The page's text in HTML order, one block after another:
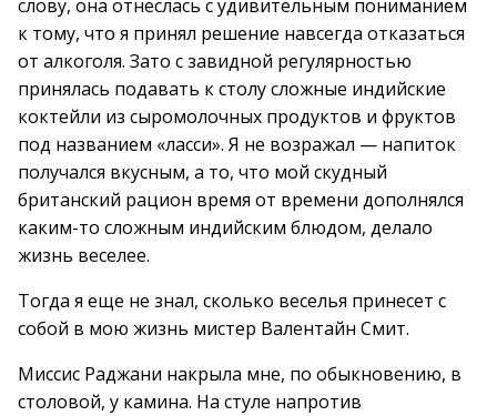
слову, она отнеслась с удивительным пониманием
к тому, что я принял решение навсегда отказаться
от алкоголя. Зато с завидной регулярностью
принялась подавать к столу сложные индийские
коктейли из сыромолочных продуктов и фруктов
под названием «ласси». Я не возражал — напиток
получался вкусным, а то, что мой скудный
британский рацион время от времени дополнялся
каким-то сложным индийским блюдом, делало
жизнь веселее.
Тогда я еще не знал, сколько веселья принесет с
собой в мою жизнь мистер Валентайн Смит.
Миссис Раджани накрыла мне, по обыкновению, в
столовой, у камина. На стуле напротив